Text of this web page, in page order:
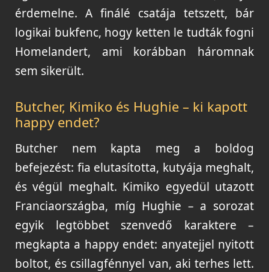
érdemelne. A finálé csatája tetszett, bár
logikai bukfenc, hogy ketten le tudták fogni
Homelandert, ami korábban háromnak
sem sikerült.
Butcher, Kimiko és Hughie – ki kapott
happy endet?
Butcher nem kapta meg a boldog
befejezést: fia elutasította, kutyája meghalt,
és végül meghalt. Kimiko egyedül utazott
Franciaországba, míg Hughie – a sorozat
egyik legtöbbet szenvedő karaktere –
megkapta a happy endet: anyatejjel nyitott
boltot, és csillagfénnyel van, aki terhes lett.